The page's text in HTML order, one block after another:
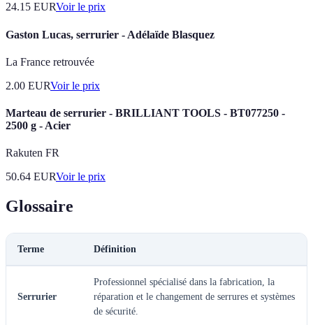
24.15 EURVoir le prix
Gaston Lucas, serrurier - Adélaïde Blasquez
La France retrouvée
2.00 EURVoir le prix
Marteau de serrurier - BRILLIANT TOOLS - BT077250 -
2500 g - Acier
Rakuten FR
50.64 EURVoir le prix
Glossaire
Terme Définition
Serrurier
Professionnel spécialisé dans la fabrication, la
réparation et le changement de serrures et systèmes
de sécurité.